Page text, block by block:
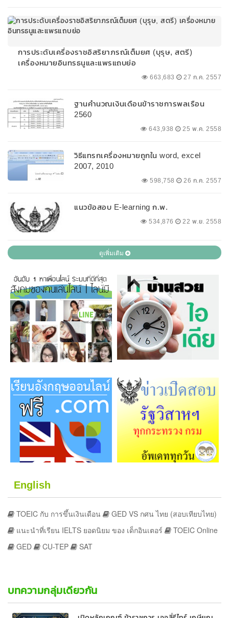
การประดับเครื่องราชอิสริยาภรณ์เต็มยศ (บุรุษ, สตรี)
เครื่องหมายอินทรธนูและแพรแถบย่อ
663,683 27 ก.ค. 2557
ฐานคำนวณเงินเดือนข้าราชการพลเรือน
2560
643,938 25 พ.ค. 2558
วิธีแทรกเครื่องหมายถูกใน word, excel
2007, 2010
598,758 26 ก.ค. 2557
แนวข้อสอบ E-learning ก.พ.
534,876 22 พ.ย. 2558
ดูเพิ่มเติม
English
TOEIC กับ การขึ้นเงินเดือน
GED VS กศน ไทย (สอบเทียบไทย)
แนะนำที่เรียน IELTS ยอดนิยม ของ เด็กอินเตอร์
TOEIC Online
GED
CU-TEP SAT
บทความกลุ่มเดียวกัน